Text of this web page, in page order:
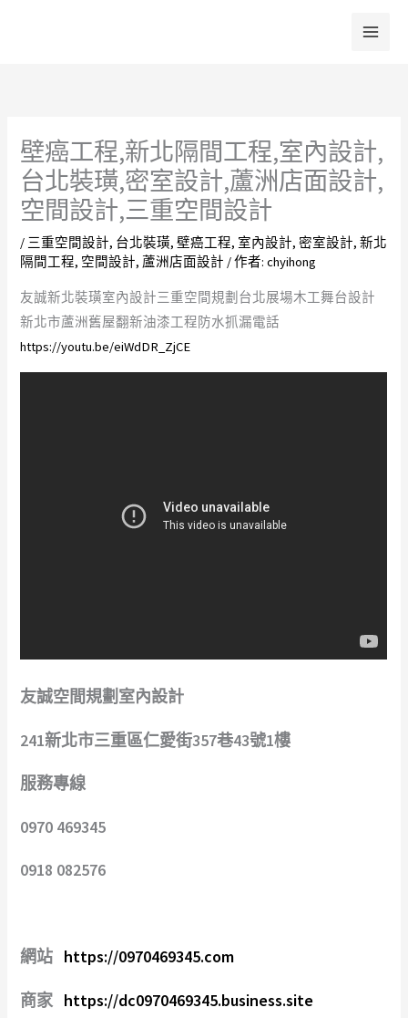
壁癌工程,新北隔間工程,室內設計,
台北裝璜,密室設計,蘆洲店面設計,
空間設計,三重空間設計
/ 三重空間設計, 台北裝璜,壁癌工程, 室內設計,密室設計,新北
隔間工程, 空間設計, 蘆洲店面設計 / 作者:chyihong
友誠新北裝璜室內設計三重空間規劃台北展場木工舞台設計
新北市蘆洲舊屋翻新油漆工程防水抓漏電話
https://youtu.be/eiWdDR_ZjCE
友誠空間規劃室內設計
241新北市三重區仁愛街357巷43號1樓
服務專線
0970 469345
0918 082576
網站 https://0970469345.com
商家 https://dc0970469345.business.site